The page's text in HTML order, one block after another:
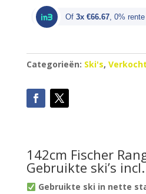
€600.00.
Of 3x €66.67, 0% rente
Categorieën: Ski's, Verkocht
142cm Fischer
Gebruikte ski’s
Gebruikte ski in nette